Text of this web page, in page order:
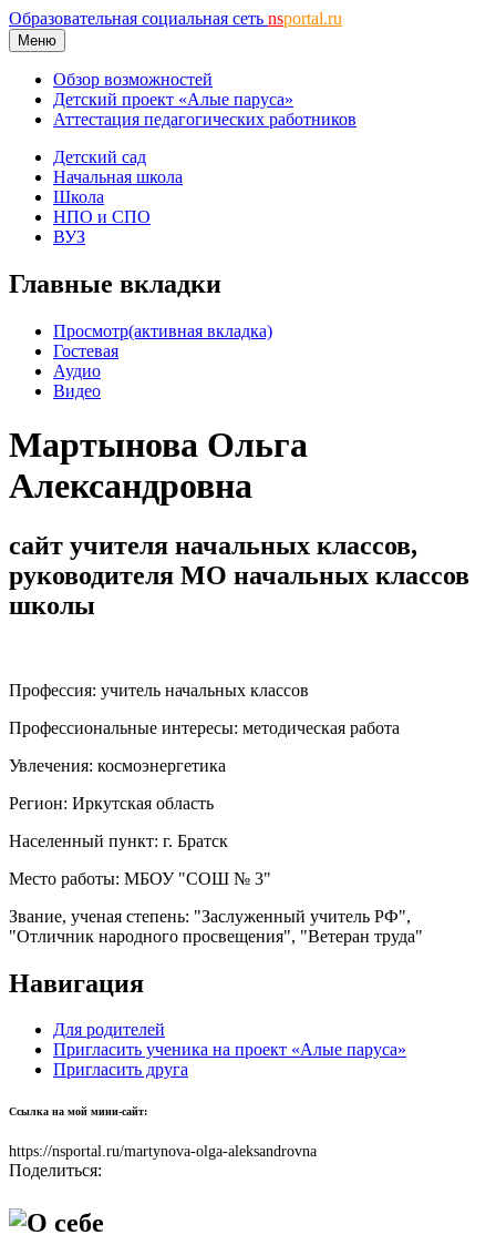
Образовательная социальная сеть nsportal.ru
Меню
Обзор возможностей
Детский проект «Алые паруса»
Аттестация педагогических работников
Детский сад
Начальная школа
Школа
НПО и СПО
ВУЗ
Главные вкладки
Просмотр(активная вкладка)
Гостевая
Аудио
Видео
Мартынова Ольга
Александровна
сайт учителя начальных классов,
руководителя МО начальных классов
школы
Профессия: учитель начальных классов
Профессиональные интересы: методическая работа
Увлечения: космоэнергетика
Регион: Иркутская область
Населенный пункт: г. Братск
Место работы: МБОУ "СОШ № 3"
Звание, ученая степень: "Заслуженный учитель РФ",
"Отличник народного просвещения", "Ветеран труда"
Навигация
Для родителей
Пригласить ученика на проект «Алые паруса»
Пригласить друга
Ссылка на мой мини-сайт:
https://nsportal.ru/martynova-olga-aleksandrovna
Поделиться:
О себе